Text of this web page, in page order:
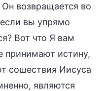
возвращается во
вы упрямо
Вот что Я вам
принимают истину,
сошествия Иисуса
являются